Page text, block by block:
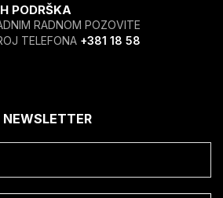
PODRŠKA
RADNOM POZOVITE
TELEFONA +381 18 58
NEWSLETTER